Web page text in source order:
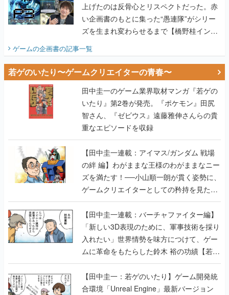
上げたのは反骨心とリスペクトだった。赤
い企画書のもとに集った“愚連隊”がシリー
ズを生まれ変わらせるまで【橋野桂インタ
ゲームの企画書の記事一覧
若ゲのいたり〜ゲームクリエイターの青春〜
田中圭一のゲーム業界取材マンガ『若ゲの
いたり』第2巻が発売。『ポケモン』田尻
智さん、『ゼビウス』遠藤雅伸さんらの貴
重なエピソードを収録
【田中圭一連載：アイマス/ガンダム 戦場
の絆 編】わがままな王様のわがままなニー
ズを満たす！──小山順一朗が貫く姿勢に、
ゲームクリエイターとしての矜持を見た
【若ゲのいたり最終回】
【田中圭一連載：バーチャファイター編】
「新しい3D表現のために、軍事技術を採り
入れたい」世界情勢を味方につけて、ゲー
ムに革命をもたらした鈴木 裕の功績【若ゲ
のいたり】
【田中圭一：若ゲのいたり】ゲーム開発統
合環境「Unreal Engine」最新バージョン